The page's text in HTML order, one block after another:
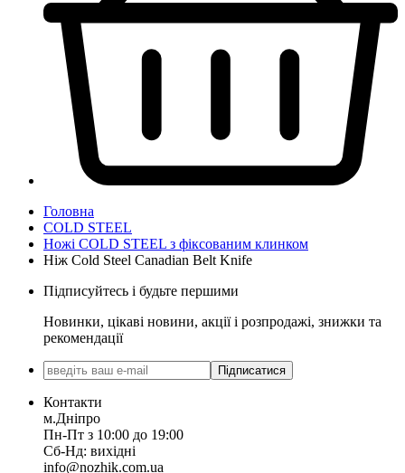
Головна
COLD STEEL
Ножі COLD STEEL з фіксованим клинком
Ніж Cold Steel Canadian Belt Knife
Підписуйтесь і будьте першими
Новинки, цікаві новини, акції і розпродажі, знижки та
рекомендації
Підписатися
Контакти
м.Дніпро
Пн-Пт з 10:00 до 19:00
Сб-Нд: вихідні
info@nozhik.com.ua